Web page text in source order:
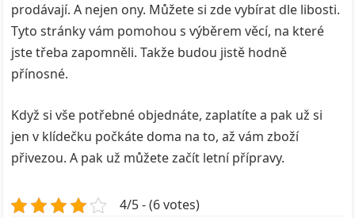
prodávají. A nejen ony. Můžete si zde vybírat dle libosti.
Tyto stránky vám pomohou s výběrem věcí, na které
jste třeba zapomněli. Takže budou jistě hodně
přínosné.
Když si vše potřebné objednáte, zaplatíte a pak už si
jen v klídečku počkáte doma na to, až vám zboží
přivezou. A pak už můžete začít letní přípravy.
4/5 - (6 votes)